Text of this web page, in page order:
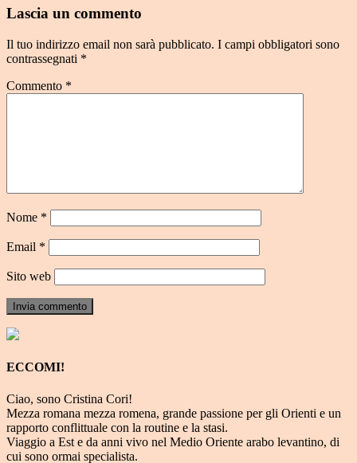
Lascia un commento
Il tuo indirizzo email non sarà pubblicato. I campi obbligatori sono
contrassegnati *
Commento *
Nome *
Email *
Sito web
ECCOMI!
Ciao, sono Cristina Cori!
Mezza romana mezza romena, grande passione per gli Orienti e un
rapporto conflittuale con la routine e la stasi.
Viaggio a Est e da anni vivo nel Medio Oriente arabo levantino, di
cui sono ormai specialista.